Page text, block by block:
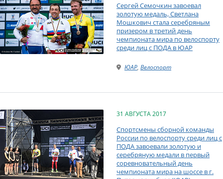
Сергей Семочкин завоевал
золотую медаль, Светлана
Мошкович стала серебряным
призером в третий день
чемпионата мира по велоспорту
среди лиц с ПОДА в ЮАР
ЮАР, Велоспорт
31 АВГУСТА 2017
Спортсмены сборной команды
России по велоспорту среди лиц с
ПОДА завоевали золотую и
серебряную медали в первый
соревновательный день
чемпионата мира на шоссе в г.